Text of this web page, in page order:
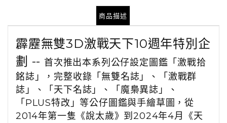
商品描述
霹靂無雙3D激戰天下10週年特別企
劃 -- 首次推出本系列公仔設定圖鑑「激戰拾
銘誌」，完整收錄「無雙名誌」、「激戰群
誌」、「天下名誌」、「魔梟異誌」、
「 PLUS特改」等公仔圖鑑與手繪草圖，從
2014年第一隻《說太歲》到2024年4月《天